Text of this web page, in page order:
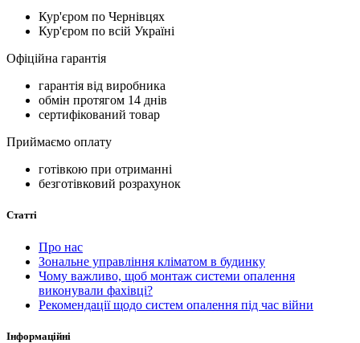
Кур'єром по Чернівцях
Кур'єром по всій Україні
Офіційна гарантія
гарантія від виробника
обмін протягом 14 днів
сертифікований товар
Приймаємо оплату
готівкою при отриманні
безготівковий розрахунок
Статті
Про нас
Зональне управління кліматом в будинку
Чому важливо, щоб монтаж системи опалення
виконували фахівці?
Рекомендації щодо систем опалення під час війни
Інформаційні